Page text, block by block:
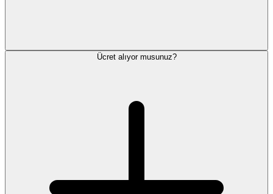
Ücret alıyor musunuz?